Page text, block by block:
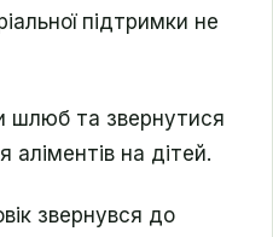
підтримки не
шлюб та звернутися
на дітей.
звернувся до